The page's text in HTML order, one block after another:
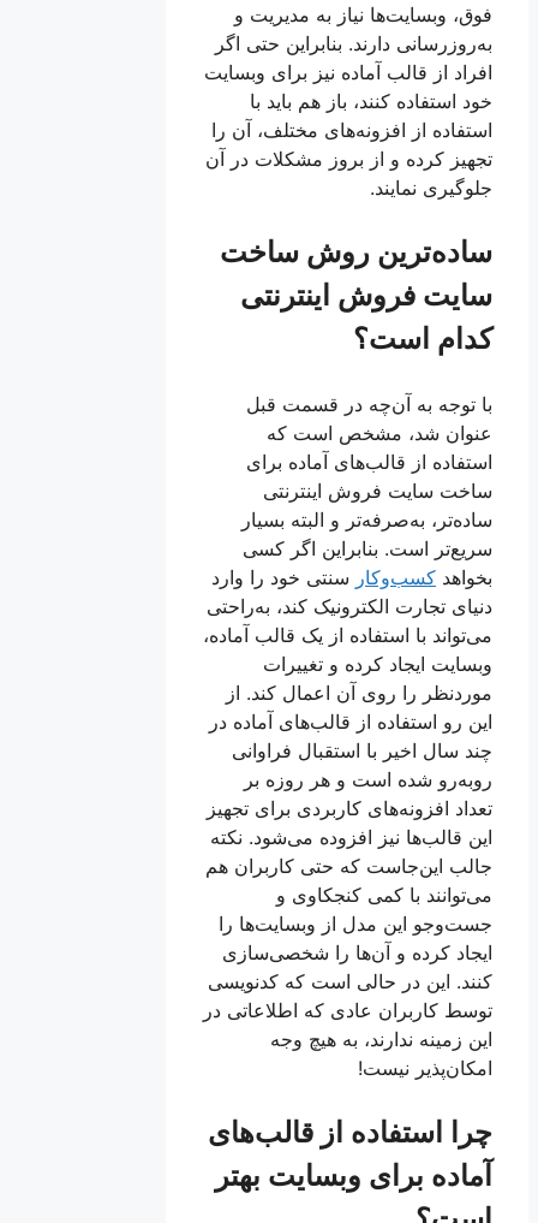
فوق، وبسایت‌ها نیاز به مدیریت و
به‌روزرسانی دارند. بنابراین حتی اگر
افراد از قالب آماده نیز برای وبسایت
خود استفاده کنند، باز هم باید با
استفاده از افزونه‌های مختلف، آن را
تجهیز کرده و از بروز مشکلات در آن
جلوگیری نمایند.
ساده‌ترین روش ساخت
سایت فروش اینترنتی
کدام است؟
با توجه به آن‌چه در قسمت قبل
عنوان شد، مشخص است که
استفاده از قالب‌های آماده برای
ساخت سایت فروش اینترنتی
ساده‌تر، به‌صرفه‌تر و البته بسیار
سریع‌تر است. بنابراین اگر کسی
بخواهدکسب‌وکارسنتی خود را وارد
دنیای تجارت الکترونیک کند، به‌راحتی
می‌تواند با استفاده از یک قالب آماده،
وبسایت ایجاد کرده و تغییرات
موردنظر را روی آن اعمال کند. از
این رو استفاده از قالب‌های آماده در
چند سال اخیر با استقبال فراوانی
روبه‌رو شده است و هر روزه بر
تعداد افزونه‌های کاربردی برای تجهیز
این قالب‌ها نیز افزوده می‌شود. نکته
جالب این‌جاست که حتی کاربران هم
می‌توانند با کمی کنجکاوی و
جست‌وجو این مدل از وبسایت‌ها را
ایجاد کرده و آن‌ها را شخصی‌سازی
کنند. این در حالی است که کدنویسی
توسط کاربران عادی که اطلاعاتی در
این زمینه ندارند، به هیچ وجه
امکان‌پذیر نیست!
چرا استفاده از قالب‌های
آماده برای وبسایت بهتر